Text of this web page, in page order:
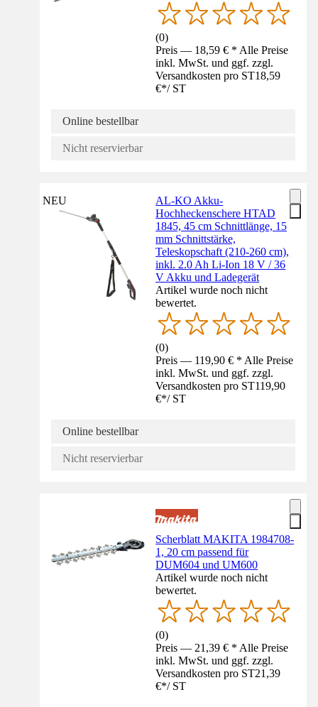
(0)
Preis — 18,59 € * Alle Preise
inkl. MwSt. und ggf. zzgl.
Versandkosten pro ST18,59
€*/ ST
Online bestellbar
Nicht reservierbar
NEU
AL-KO Akku-
Hochheckenschere HTAD
1845, 45 cm Schnittlänge, 15
mm Schnittstärke,
Teleskopschaft (210-260 cm),
inkl. 2.0 Ah Li-Ion 18 V / 36
V Akku und Ladegerät
Artikel wurde noch nicht
bewertet.
(0)
Preis — 119,90 € * Alle Preise
inkl. MwSt. und ggf. zzgl.
Versandkosten pro ST119,90
€*/ ST
Online bestellbar
Nicht reservierbar
Scherblatt MAKITA 1984708-
1, 20 cm passend für
DUM604 und UM600
Artikel wurde noch nicht
bewertet.
(0)
Preis — 21,39 € * Alle Preise
inkl. MwSt. und ggf. zzgl.
Versandkosten pro ST21,39
€*/ ST